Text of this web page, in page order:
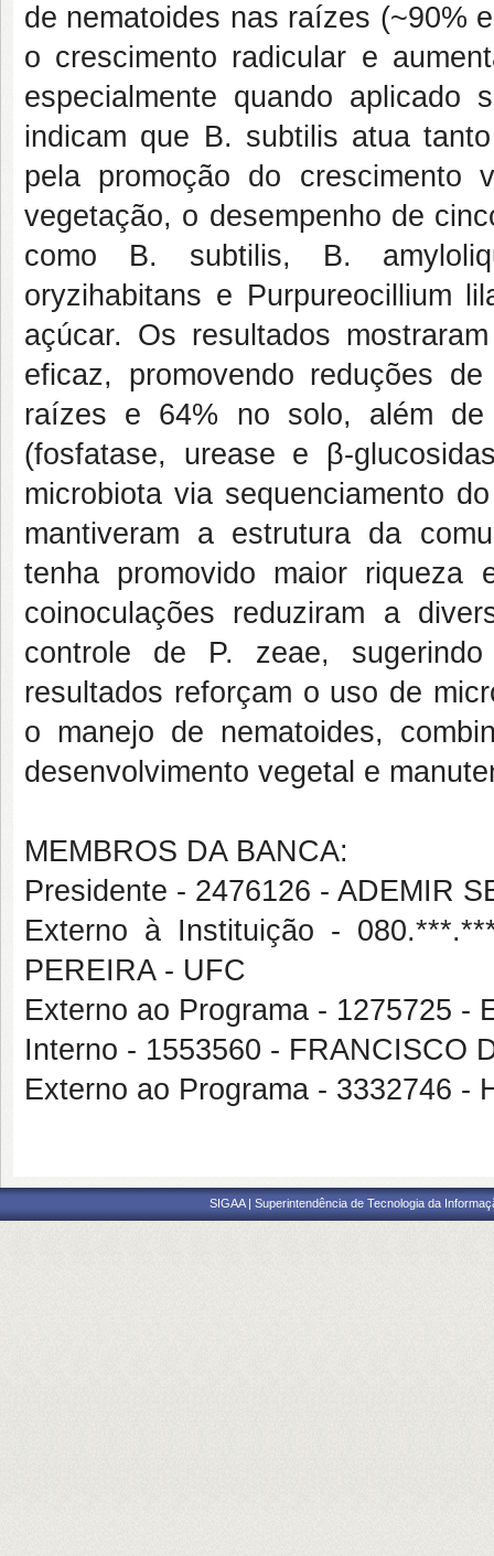
de nematoides nas raízes (~90%
o crescimento radicular e
especialmente quando aplicado
indicam que B. subtilis atua
pela promoção do
vegetação, o desempenho de
como B. subtilis, B.
oryzihabitans e Purpureocillium
açúcar. Os resultados
eficaz, promovendo reduções
raízes e 64% no solo, além
(fosfatase, urease e β-
microbiota via sequenciamento
mantiveram a estrutura da
tenha promovido maior riqueza
coinoculações reduziram a
controle de P. zeae,
resultados reforçam o uso de
o manejo de nematoides,
desenvolvimento vegetal e
MEMBROS DA BANCA:
Presidente - 2476126 - ADEMIR
Externo à Instituição -
PEREIRA - UFC
Externo ao Programa - 1275725 -
Interno - 1553560 - FRANCISCO
Externo ao Programa - 3332746 -
SIGAA | Superintendência de Tecnologia da